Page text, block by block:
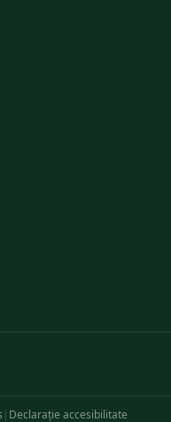
| Declarație accesibilitate